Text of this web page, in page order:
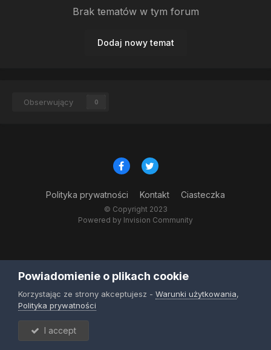
Brak tematów w tym forum
Dodaj nowy temat
Obserwujący 0
Polityka prywatności Kontakt Ciasteczka
© Copyright 2023
Powered by Invision Community
Powiadomienie o plikach cookie
Korzystając ze strony akceptujesz - Warunki użytkowania,
Polityka prywatności
I accept